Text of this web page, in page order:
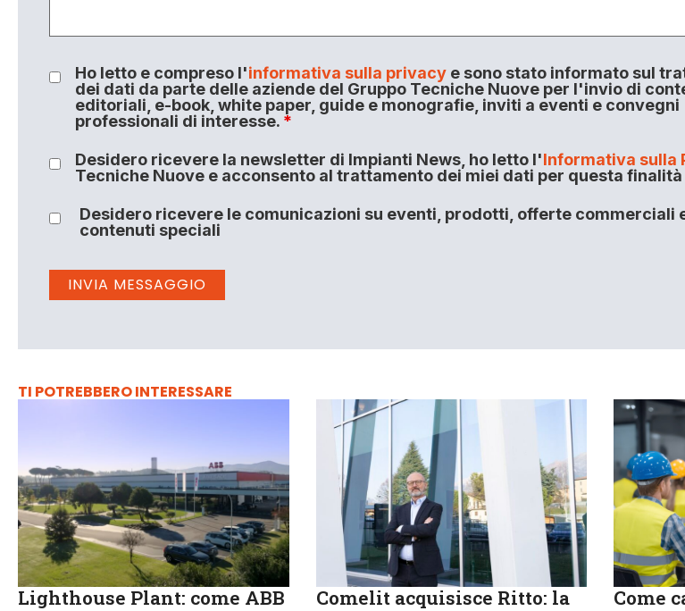
Ho letto e compreso l'informativa sulla privacye sono stato informato sul
dei dati da parte delle aziende del Gruppo Tecniche Nuove per l'invio di
editoriali, e-book, white paper, guide e monografie, inviti a eventi e convegni
professionali di interesse. *
Desidero ricevere la newsletter di Impianti News, ho letto l'Informativa sulla
Tecniche Nuove e acconsento al trattamento dei miei dati per questa finalità
Desidero ricevere le comunicazioni su eventi, prodotti, offerte commerciali
contenuti speciali
TI POTREBBERO INTERESSARE
Lighthouse Plant: come ABB
Comelit acquisisce Ritto: la
Come